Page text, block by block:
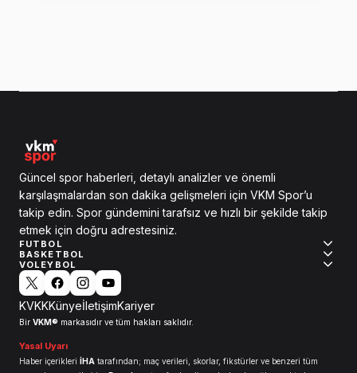
Güncel spor haberleri, detaylı analizler ve önemli
karşılaşmalardan son dakika gelişmeleri için VKM Spor’u
takip edin. Spor gündemini tarafsız ve hızlı bir şekilde takip
etmek için doğru adrestesiniz.
FUTBOL
BASKETBOL
VOLEYBOL
KVKKKünyeİletişimKariyer
Bir VKM® markasıdır ve tüm hakları saklıdır.
Yasal Uyarı
Haber içerikleri İHA tarafından; maç verileri, skorlar, fikstürler ve benzeri tüm